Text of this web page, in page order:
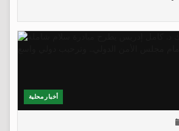
أخبار محلية